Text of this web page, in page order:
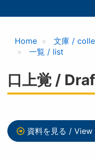
Home 文庫 /
一覧 / list
口上覚 /
資料を見る / View